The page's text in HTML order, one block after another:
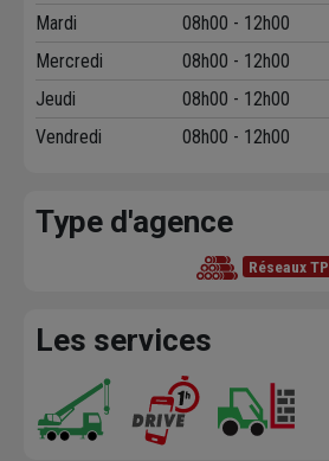
Mardi
08h00 - 12h00
Mercredi
08h00 - 12h00
Jeudi
08h00 - 12h00
Vendredi
08h00 - 12h00
Type d'agence
Réseaux TP
Les services